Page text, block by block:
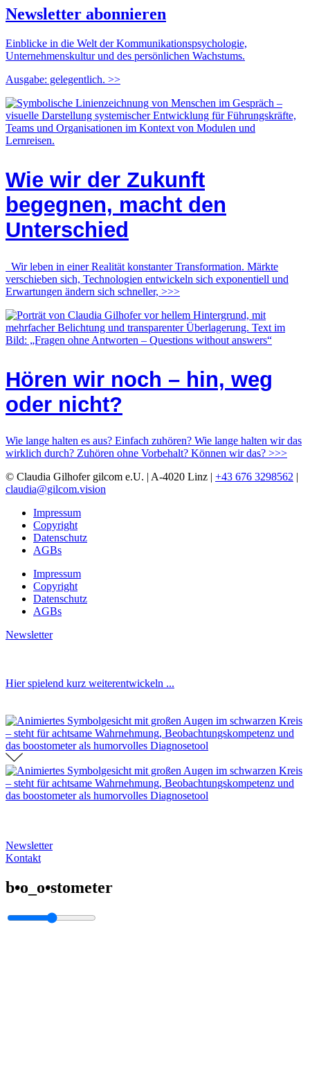
Newsletter abonnieren
Einblicke in die Welt der Kommunikations­psychologie,
Unternehmenskultur und des persönlichen Wachstums.
Ausgabe: gelegentlich. >>
Wie wir der Zukunft
begegnen, macht den
Unterschied
Wir leben in einer Realität konstanter Transformation. Märkte
verschieben sich, Technologien entwickeln sich exponentiell und
Erwartungen ändern sich schneller, >>>
Hören wir noch – hin, weg
oder nicht?
Wie lange halten es aus? Einfach zuhören? Wie lange halten wir das
wirklich durch? Zuhören ohne Vorbehalt? Können wir das? >>>
© Claudia Gilhofer gilcom e.U.
| A-4020 Linz | +43 676 3298562
claudia@gilcom.vision
Impressum
Copyright
Datenschutz
AGBs
Impressum
Copyright
Datenschutz
AGBs
Newsletter
Hier spielend kurz weiterentwickeln ...
Newsletter
Kontakt
b•o_o•stometer